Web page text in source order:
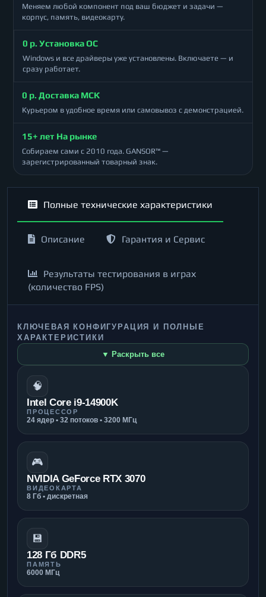
Меняем любой компонент под ваш бюджет и задачи —
корпус, память, видеокарту.
0 р. Установка ОС
Windows и все драйверы уже установлены. Включаете — и
сразу работает.
0 р. Доставка МСК
Курьером в удобное время или самовывоз с демонстрацией.
15+ лет На рынке
Собираем сами с 2010 года. GANSOR™ —
зарегистрированный товарный знак.
Полные технические характеристики
Описание Гарантия и Сервис
Результаты тестирования в играх
(количество FPS)
КЛЮЧЕВАЯ КОНФИГУРАЦИЯ И ПОЛНЫЕ
ХАРАКТЕРИСТИКИ
▼ Раскрыть все
🧠
Intel Core i9-14900K
ПРОЦЕССОР
24 ядер • 32 потоков • 3200 МГц
🎮
NVIDIA GeForce RTX 3070
ВИДЕОКАРТА
8 Гб • дискретная
💾
128 Гб DDR5
ПАМЯТЬ
6000 МГц